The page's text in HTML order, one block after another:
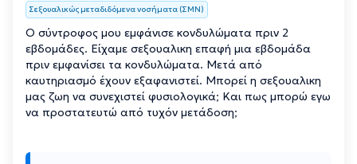
Σεξουαλικώς μεταδιδόμενα νοσήματα (ΣΜΝ)
Ο σύντροφος μου εμφάνισε κονδυλώματα πριν 2
εβδομάδες. Είχαμε σεξουαλικη επαφή μια εβδομάδα
πριν εμφανίσει τα κονδυλώματα. Μετά από
καυτηριασμό έχουν εξαφανιστεί. Μπορεί η σεξουαλικη
μας ζωη να συνεχιστεί φυσιολογικά; Και πως μπορώ εγω
να προστατευτώ από τυχόν μετάδοση;